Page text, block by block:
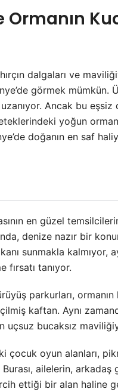
Ormanın
dalgaları ve
görmek
Ancak bu eşsiz
yoğun
doğanın en saf
en güzel
denize nazır bir
sunmakla kalmıyor,
tanıyor.
parkurları,
kaftan. Aynı
uçsuz bucaksız
çocuk oyun alanları,
ailelerin, arkadaş
ettiği bir alan haline